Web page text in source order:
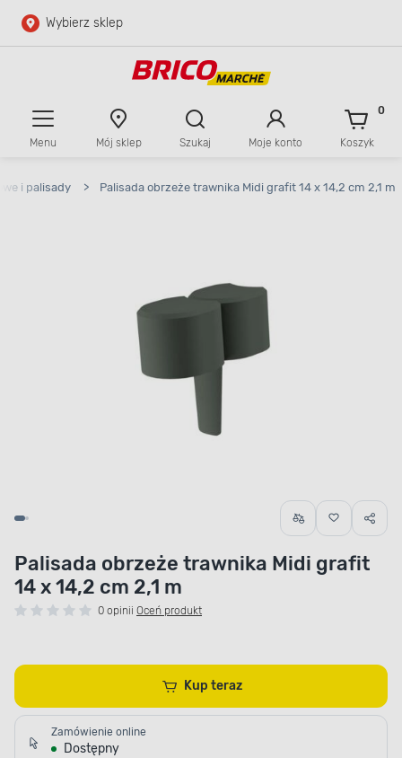
Przejdź do głównej zawartości
Wybierz sklep
Menu Mój sklep Szukaj Moje konto Koszyk
0
i palisady > Palisada obrzeże trawnika Midi grafit 14 x 14,2 cm 2,1 m
Palisada obrzeże trawnika Midi grafit
14 x 14,2 cm 2,1 m
0 opinii Oceń produkt
Kup teraz
Zamówienie online
Dostępny